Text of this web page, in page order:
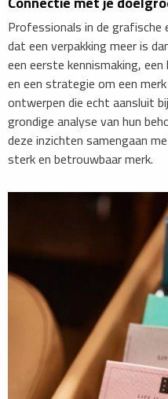
Professionals in de grafische
dat een verpakking meer is
een eerste kennismaking,
en een strategie om een
ontwerpen die echt aansluit
grondige analyse van hun
deze inzichten samengaan
sterk en betrouwbaar merk.